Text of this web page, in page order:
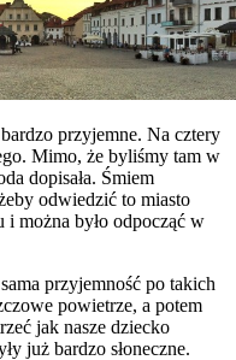
przyjemne. Na cztery
Mimo, że byliśmy tam w
dopisała. Śmiem
odwiedzić to miasto
można było odpocząć w
przyjemność po takich
powietrze, a potem
jak nasze dziecko
już bardzo słoneczne.